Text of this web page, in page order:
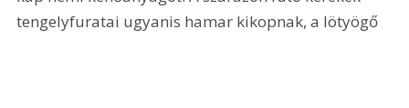
tengelyfuratai ugyanis hamar kikopnak, a lötyögő